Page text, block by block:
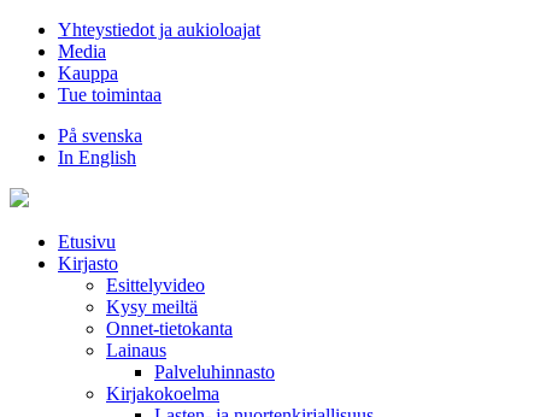
Hyppää
sisältöön
Yhteystiedot ja aukioloajat
Media
Kauppa
Tue toimintaa
På svenska
In English
Etusivu
Kirjasto
Esittelyvideo
Kysy meiltä
Onnet-tietokanta
Lainaus
Palveluhinnasto
Kirjakokoelma